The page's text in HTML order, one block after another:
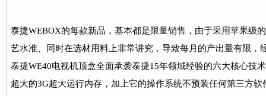
泰捷WEBOX的每款新品，基本都是限量销售，由于采用苹果级
艺水准、同时在选材用料上非常讲究，导致每月的产出量有限，
泰捷WE40电视机顶盒全面承袭泰捷15年领域经验的六大核心技
超大的3G超大运行内存，加上它的操作系统不预装任何第三方